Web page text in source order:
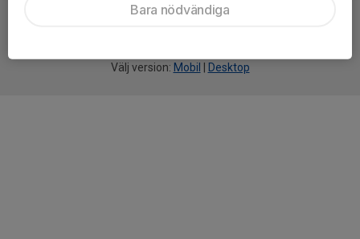
Välj version: Mobil Desktop
Bara nödvändiga